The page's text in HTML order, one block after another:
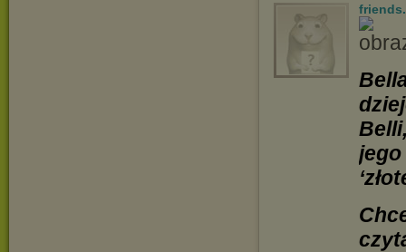
jego